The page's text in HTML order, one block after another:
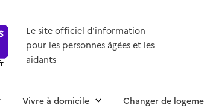
Le site officiel d'information
pour les personnes âgées et les
aidants
Vivre à domicile Changer de